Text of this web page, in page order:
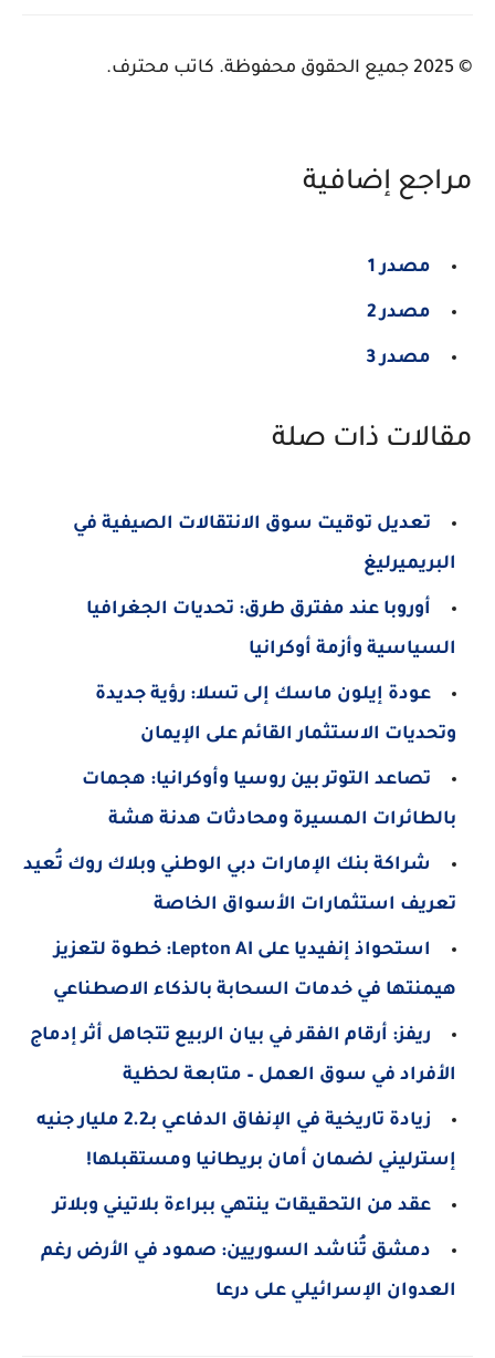
© 2025 جميع الحقوق محفوظة. كاتب محترف.
مراجع إضافية
مصدر 1
مصدر 2
مصدر 3
مقالات ذات صلة
تعديل توقيت سوق الانتقالات الصيفية في
البريميرليغ
أوروبا عند مفترق طرق: تحديات الجغرافيا
السياسية وأزمة أوكرانيا
عودة إيلون ماسك إلى تسلا: رؤية جديدة
وتحديات الاستثمار القائم على الإيمان
تصاعد التوتر بين روسيا وأوكرانيا: هجمات
بالطائرات المسيرة ومحادثات هدنة هشة
شراكة بنك الإمارات دبي الوطني وبلاك روك تُعيد
تعريف استثمارات الأسواق الخاصة
استحواذ إنفيديا على Lepton AI: خطوة لتعزيز
هيمنتها في خدمات السحابة بالذكاء الاصطناعي
ريفز: أرقام الفقر في بيان الربيع تتجاهل أثر إدماج
الأفراد في سوق العمل – متابعة لحظية
زيادة تاريخية في الإنفاق الدفاعي بـ2.2 مليار جنيه
إسترليني لضمان أمان بريطانيا ومستقبلها!
عقد من التحقيقات ينتهي ببراءة بلاتيني وبلاتر
دمشق تُناشد السوريين: صمود في الأرض رغم
العدوان الإسرائيلي على درعا